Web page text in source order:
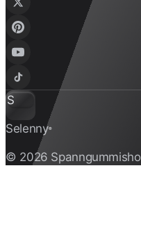
S
Selenny®
© 2026